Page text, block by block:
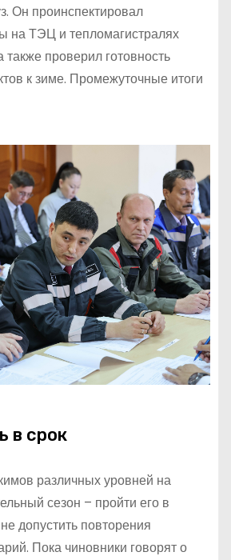
Он проинспектировал
на ТЭЦ и тепломагистралях
также проверил готовность
к зиме. Промежуточные итоги
в срок
различных уровней на
сезон – пройти его в
допустить повторения
Пока чиновники говорят о